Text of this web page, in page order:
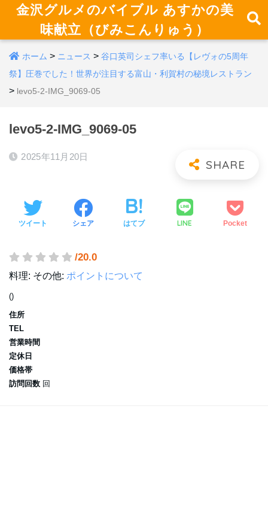
金沢グルメのバイブル あすかの美
味献立（びみこんりゅう）
ホーム > ニュース > 谷口英司シェフ率いる【レヴォの5周年
祭】圧巻でした！世界が注目する富山・利賀村の秘境レストラン
> levo5-2-IMG_9069-05
levo5-2-IMG_9069-05
2025年11月20日
ツイート シェア はてブ LINE Pocket
/20.0
料理: その他: ポイントについて
()
住所
TEL
営業時間
定休日
価格帯
訪問回数 回